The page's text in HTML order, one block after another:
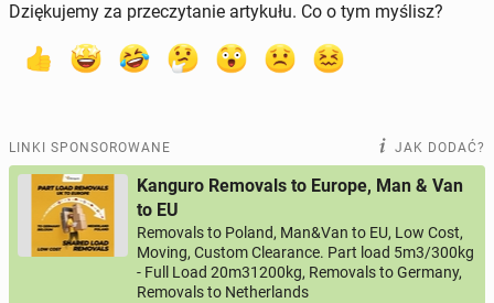
Dziękujemy za przeczytanie artykułu. Co o tym myślisz?
LINKI SPONSOROWANE JAK DODAĆ?
Kanguro Removals to Europe, Man & Van
to EU
Removals to Poland, Man&Van to EU, Low Cost,
Moving, Custom Clearance. Part load 5m3/300kg
- Full Load 20m31200kg, Removals to Germany,
Removals to Netherlands